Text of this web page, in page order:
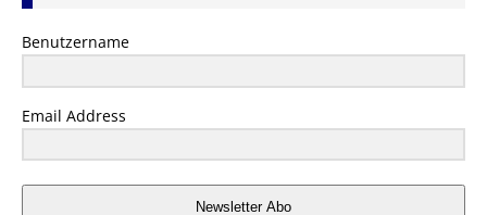
Benutzername
Email Address
Newsletter Abo